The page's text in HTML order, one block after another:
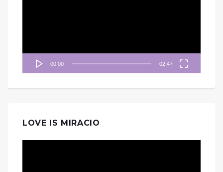
00:00 02:47
LOVE IS MIRACIO